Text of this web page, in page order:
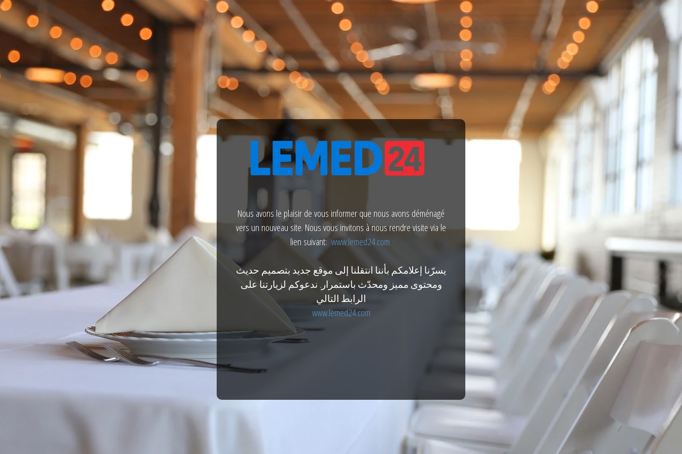
Nous avons le plaisir de vous informer que nous avons déménagé
vers un nouveau site. Nous vous invitons à nous rendre visite via le
lien suivant: www.lemed24.com
يسرّنا إعلامكم بأننا انتقلنا إلى موقع جديد بتصميم حديث
ومحتوى مميز ومحدّث باستمرار. ندعوكم لزيارتنا على
الرابط التالي
www.lemed24.com